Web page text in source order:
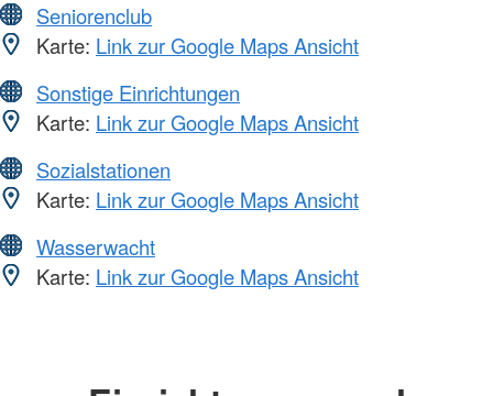
Seniorenclub
Karte: Link zur Google Maps Ansicht
Sonstige Einrichtungen
Karte: Link zur Google Maps Ansicht
Sozialstationen
Karte: Link zur Google Maps Ansicht
Wasserwacht
Karte: Link zur Google Maps Ansicht